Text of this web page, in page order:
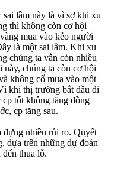
sai lầm này là vì sợ khi xu
thì không còn cơ hội
mua vào kẻo người
là một sai lầm. Khi xu
chúng ta vẫn còn nhiều
chúng ta còn cơ hội
không cố mua vào một
khi thị trường bắt đầu đi
tốt không tăng đồng
cp tăng sau.
đựng nhiều rủi ro. Quyết
dựa trên những dự đoán
thua lỗ.